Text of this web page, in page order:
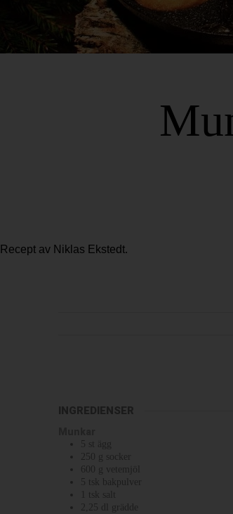
Recept av Niklas Ekstedt.
INGREDIENSER
5 st
ägg
250
g
socker
600
g vetemjöl
5 tsk
bakpulver
tsk
salt
2,25 dl
grädde